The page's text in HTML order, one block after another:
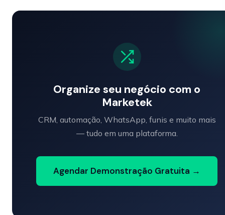
Organize seu negócio com o
Marketek
CRM, automação, WhatsApp, funis e muito mais
— tudo em uma plataforma.
Agendar Demonstração Gratuita →